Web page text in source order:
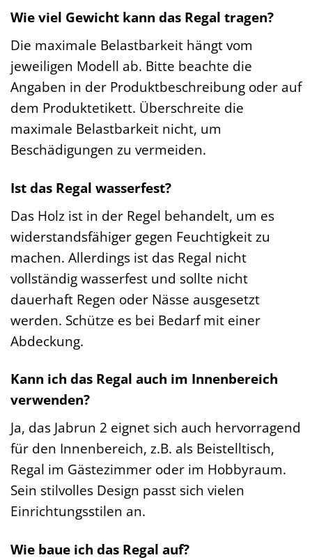
Wie viel Gewicht kann das Regal tragen?
Die maximale Belastbarkeit hängt vom
jeweiligen Modell ab. Bitte beachte die
Angaben in der Produktbeschreibung oder auf
dem Produktetikett. Überschreite die
maximale Belastbarkeit nicht, um
Beschädigungen zu vermeiden.
Ist das Regal wasserfest?
Das Holz ist in der Regel behandelt, um es
widerstandsfähiger gegen Feuchtigkeit zu
machen. Allerdings ist das Regal nicht
vollständig wasserfest und sollte nicht
dauerhaft Regen oder Nässe ausgesetzt
werden. Schütze es bei Bedarf mit einer
Abdeckung.
Kann ich das Regal auch im Innenbereich
verwenden?
Ja, das Jabrun 2 eignet sich auch hervorragend
für den Innenbereich, z.B. als Beistelltisch,
Regal im Gästezimmer oder im Hobbyraum.
Sein stilvolles Design passt sich vielen
Einrichtungsstilen an.
Wie baue ich das Regal auf?